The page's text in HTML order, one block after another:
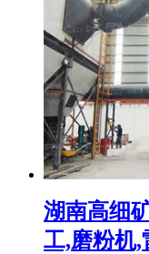
湖南高细
工,磨粉机,